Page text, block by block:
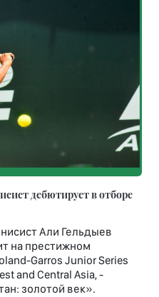
дебютирует в отборе
Али Гельдыев
на престижном
Garros Junior Series
and Central Asia, -
золотой век».